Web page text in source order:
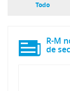
Todo
R-M